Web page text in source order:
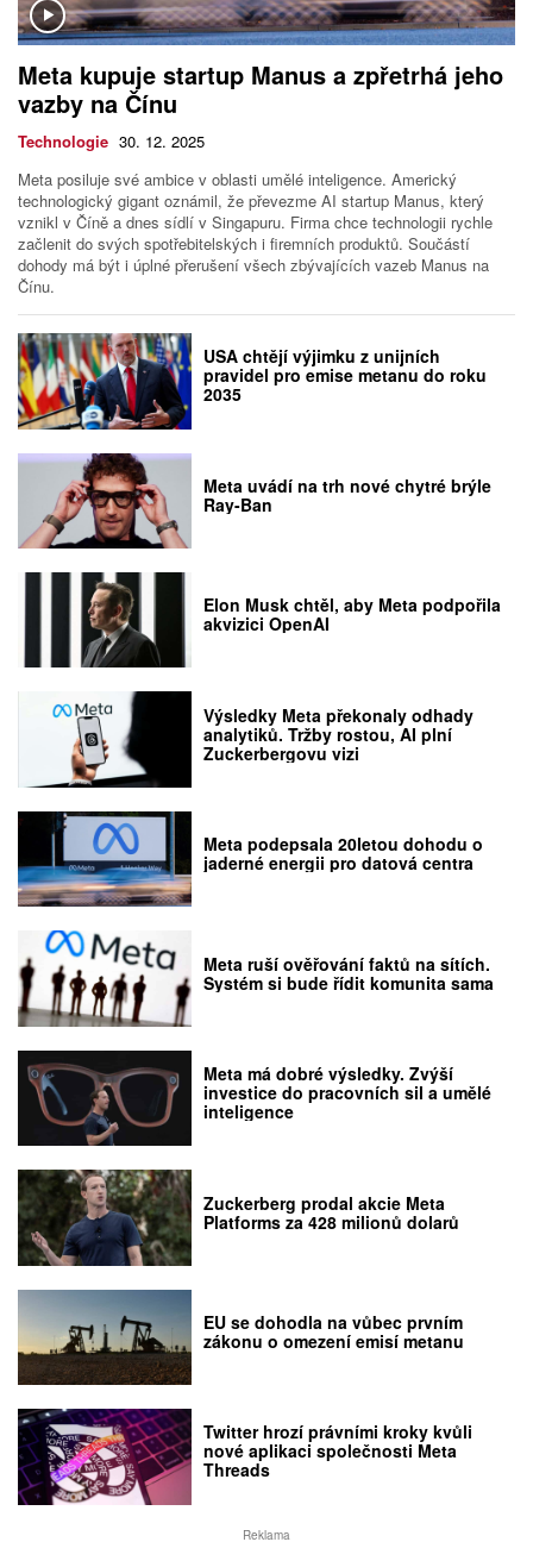
Meta kupuje startup Manus a zpřetrhá jeho
vazby na Čínu
Technologie 30. 12. 2025
Meta posiluje své ambice v oblasti umělé inteligence. Americký
technologický gigant oznámil, že převezme AI startup Manus, který
vznikl v Číně a dnes sídlí v Singapuru. Firma chce technologii rychle
začlenit do svých spotřebitelských i firemních produktů. Součástí
dohody má být i úplné přerušení všech zbývajících vazeb Manus na
Čínu.
USA chtějí výjimku z unijních
pravidel pro emise metanu do roku
2035
Meta uvádí na trh nové chytré brýle
Ray-Ban
Elon Musk chtěl, aby Meta podpořila
akvizici OpenAI
Výsledky Meta překonaly odhady
analytiků. Tržby rostou, AI plní
Zuckerbergovu vizi
Meta podepsala 20letou dohodu o
jaderné energii pro datová centra
Meta ruší ověřování faktů na sítích.
Systém si bude řídit komunita sama
Meta má dobré výsledky. Zvýší
investice do pracovních sil a umělé
inteligence
Zuckerberg prodal akcie Meta
Platforms za 428 milionů dolarů
EU se dohodla na vůbec prvním
zákonu o omezení emisí metanu
Twitter hrozí právními kroky kvůli
nové aplikaci společnosti Meta
Threads
Reklama